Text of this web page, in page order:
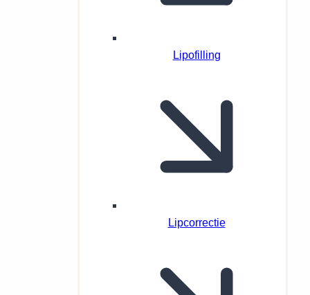
Lipofilling
Lipcorrectie